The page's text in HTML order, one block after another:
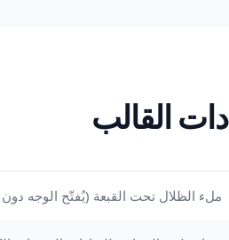
القالب
ملء الظلال تحت القبعة (يُفتّح الوجه